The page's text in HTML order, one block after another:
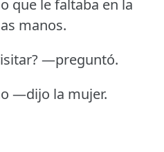
que le faltaba en la
manos.
—preguntó.
—dijo la mujer.